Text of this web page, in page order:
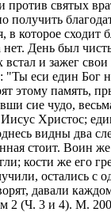
святых
получить
которое сходит
День был
и зажег свои
"Ты еси един
этому память,
сие чудо,
Христос;
видны два
стоит. Воин
кости же его
остались с
давали
2 (Ч. 3 и 4). М.